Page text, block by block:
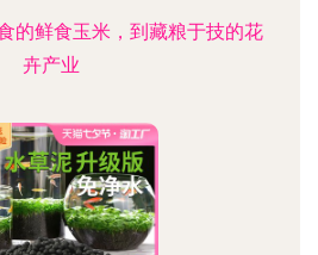
的鲜食玉米，到藏粮于技的花
卉产业